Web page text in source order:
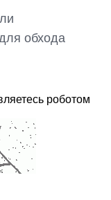
обхода
роботом